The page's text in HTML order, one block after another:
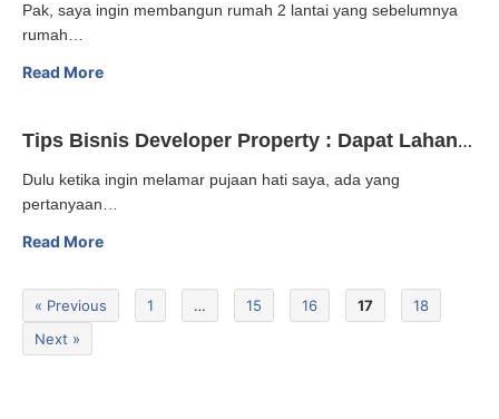
Pak, saya ingin membangun rumah 2 lantai yang sebelumnya
rumah…
Read More
Tips Bisnis Developer Property : Dapat Lahan atau Cari Investor dulu?
Dulu ketika ingin melamar pujaan hati saya, ada yang
pertanyaan…
Read More
« Previous 1 … 15 16 17
18
Next »